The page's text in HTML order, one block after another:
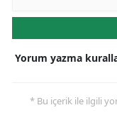
Yorum yazma
* Bu içerik ile ilgili